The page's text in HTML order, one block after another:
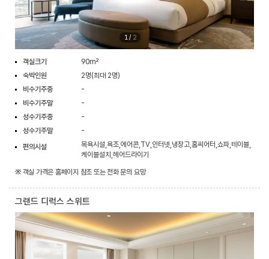
1 / 2
객실크기
90m²
숙박인원
2명(최대 2명)
비수기주중
-
비수기주말
-
성수기주중
-
성수기주말
-
편의시설
목욕시설,욕조,에어콘,TV,인터넷,냉장고,홈씨어터,쇼파,테이블,
케이블설치,헤어드라이기
※ 객실 가격은 홈페이지 참조 또는 전화 문의 요망
그랜드 디럭스 스위트